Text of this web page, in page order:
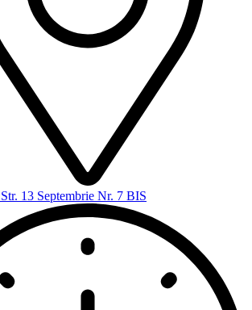
13 Septembrie Nr. 7 BIS